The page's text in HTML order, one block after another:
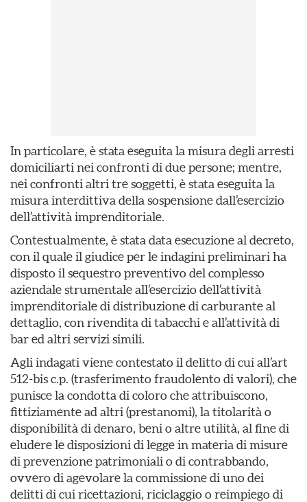
In particolare, è stata eseguita la misura degli arresti
domiciliarti nei confronti di due persone; mentre,
nei confronti altri tre soggetti, è stata eseguita la
misura interdittiva della sospensione dall’esercizio
dell’attività imprenditoriale.
Contestualmente, è stata data esecuzione al decreto,
con il quale il giudice per le indagini preliminari ha
disposto il sequestro preventivo del complesso
aziendale strumentale all’esercizio dell’attività
imprenditoriale di distribuzione di carburante al
dettaglio, con rivendita di tabacchi e all’attività di
bar ed altri servizi simili.
Agli indagati viene contestato il delitto di cui all’art
512-bis c.p. (trasferimento fraudolento di valori), che
punisce la condotta di coloro che attribuiscono,
fittiziamente ad altri (prestanomi), la titolarità o
disponibilità di denaro, beni o altre utilità, al fine di
eludere le disposizioni di legge in materia di misure
di prevenzione patrimoniali o di contrabbando,
ovvero di agevolare la commissione di uno dei
delitti di cui ricettazioni, riciclaggio o reimpiego di